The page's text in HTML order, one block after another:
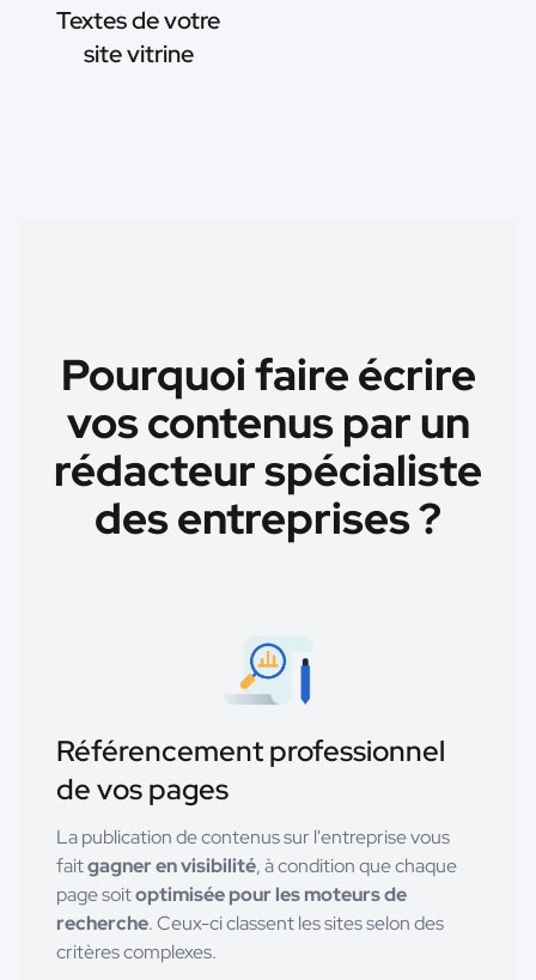
Textes de votre
site vitrine
Pourquoi faire écrire
vos contenus par un
rédacteur spécialiste
des entreprises ?
Référencement professionnel
de vos pages
La publication de contenus sur l'entreprise vous
faitgagner en visibilité, à condition que chaque
page soitoptimisée pour les moteurs de
recherche. Ceux-ci classent les sites selon des
critères complexes.